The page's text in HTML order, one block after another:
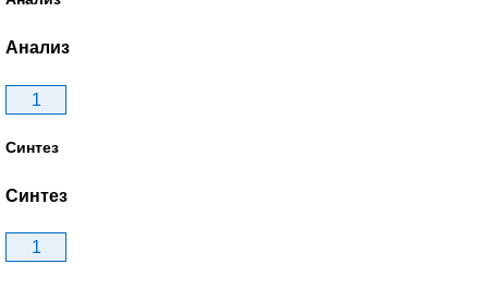
Анализ
1
Синтез
Синтез
1